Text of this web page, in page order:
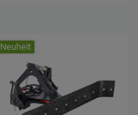
Neuheit